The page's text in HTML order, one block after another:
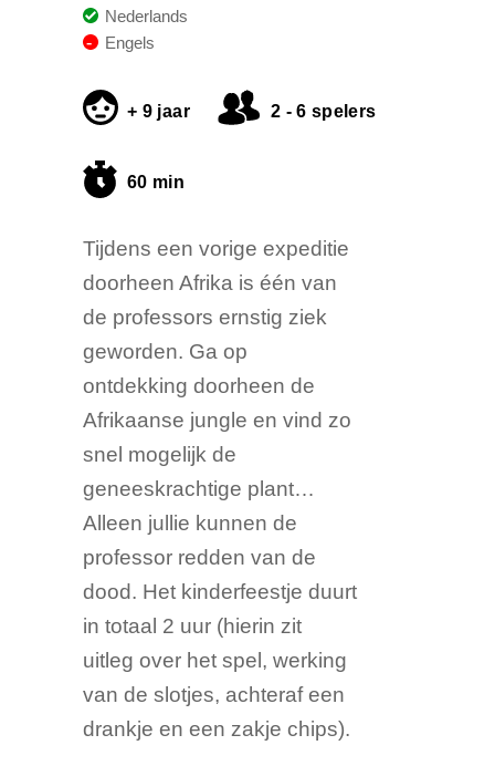
Nederlands
Engels
+ 9 jaar 2 - 6 spelers
60 min
Tijdens een vorige expeditie
doorheen Afrika is één van
de professors ernstig ziek
geworden. Ga op
ontdekking doorheen de
Afrikaanse jungle en vind zo
snel mogelijk de
geneeskrachtige plant…
Alleen jullie kunnen de
professor redden van de
dood. Het kinderfeestje duurt
in totaal 2 uur (hierin zit
uitleg over het spel, werking
van de slotjes, achteraf een
drankje en een zakje chips).